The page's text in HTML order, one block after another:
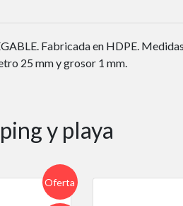
Fabricada en HDPE.
25 mm y grosor 1 mm.
y playa
Oferta